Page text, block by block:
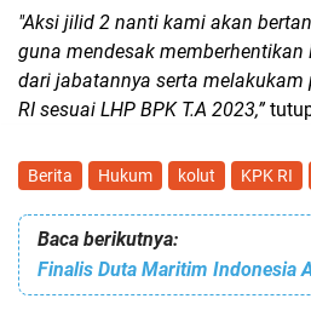
"Aksi jilid 2 nanti kami akan
guna mendesak memberhentikan
dari jabatannya serta melakukam
RI sesuai LHP BPK T.A 2023,”
Berita Hukum kolut KPK RI
Baca berikutnya: